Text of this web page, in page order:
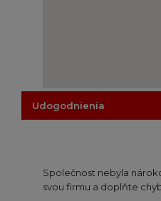
Udogodnienia
Společnost nebyla
svou firmu a doplňte